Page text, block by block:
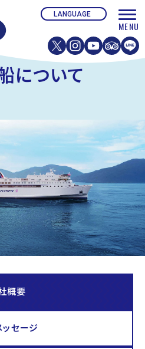
について
概要
セージ